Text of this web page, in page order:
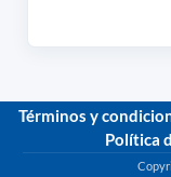
Términos y
Política